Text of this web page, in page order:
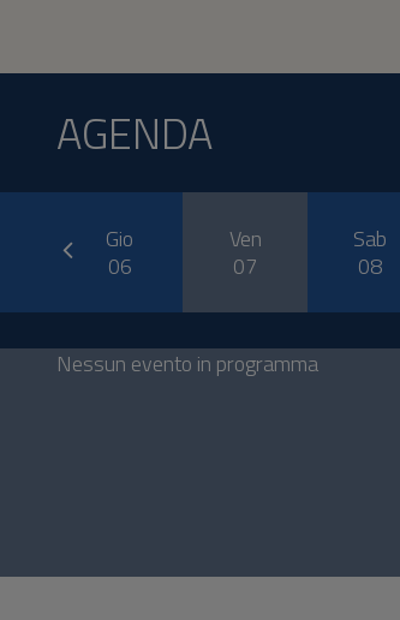
AGENDA
Gio
06
Ven
07
Sab
08
prev
Nessun evento in programma